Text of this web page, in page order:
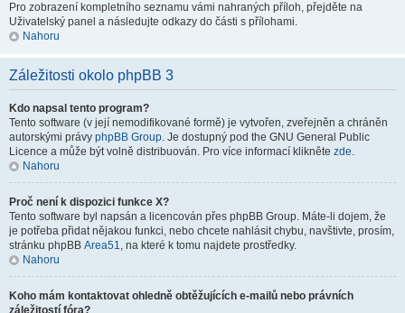
Pro zobrazení kompletního seznamu vámi nahraných příloh, přejděte na
Uživatelský panel a následujte odkazy do části s přílohami.
Nahoru
Záležitosti okolo phpBB 3
Kdo napsal tento program?
Tento software (v její nemodifikované formě) je vytvořen, zveřejněn a chráněn
autorskými právy phpBB Group. Je dostupný pod the GNU General Public
Licence a může být volně distribuován. Pro více informací klikněte zde.
Nahoru
Proč není k dispozici funkce X?
Tento software byl napsán a licencován přes phpBB Group. Máte-li dojem, že
je potřeba přidat nějakou funkci, nebo chcete nahlásit chybu, navštivte, prosím,
stránku phpBB Area51, na které k tomu najdete prostředky.
Nahoru
Koho mám kontaktovat ohledně obtěžujících e-mailů nebo právních
záležitostí fóra?